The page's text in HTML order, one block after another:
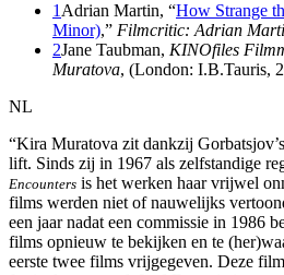
1 Adrian Martin, “How Strange
Minor),” Filmcritic: Adrian
2Jane Taubman, KINOfiles
Muratova, (London: I.B.Tauris,
NL
“Kira Muratova zit dankzij
lift. Sinds zij in 1967 als zelfstandige
Encounters is het werken haar vrijwel
films werden niet of nauwelijks
een jaar nadat een commissie in 1986
films opnieuw te bekijken en te
eerste twee films vrijgegeven. Deze